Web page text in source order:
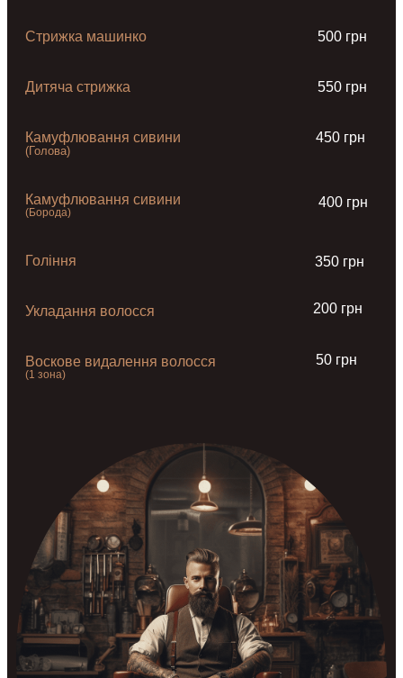
Стрижка машинко 500 грн
Дитяча стрижка 550 грн
Камуфлювання сивини
(Голова)
450 грн
Камуфлювання сивини
(Борода)
400 грн
Гоління 350 грн
Укладання волосся 200 грн
Воскове видалення волосся
(1 зона)
50 грн